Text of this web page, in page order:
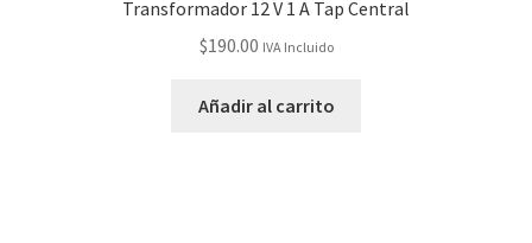
Transformador 12 V 1 A Tap Central
$190.00 IVA Incluido
Añadir al carrito